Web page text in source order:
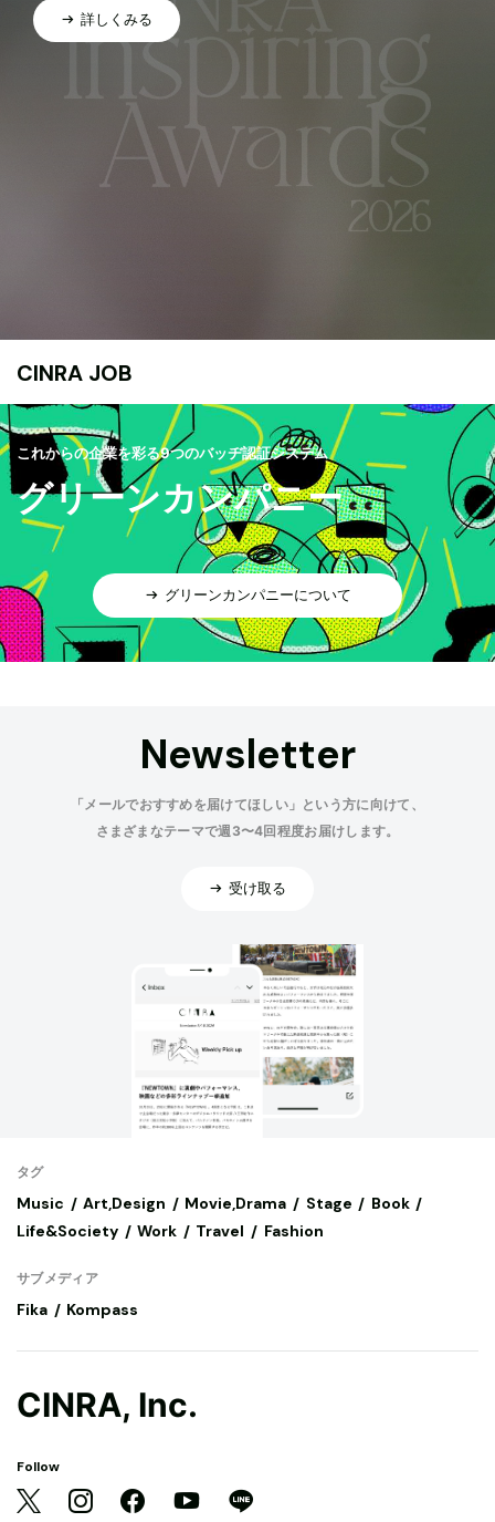
詳しくみる
CINRA JOB
これからの企業を彩る9つのバッヂ認証システム
グリーンカンパニー
グリーンカンパニーについて
Newsletter
「メールでおすすめを届けてほしい」という方に向けて、
さまざまなテーマで週3〜4回程度お届けします。
受け取る
タグ
Music Art,Design Movie,Drama Stage
Book
Life&Society
Work Travel Fashion
サブメディア
Fika Kompass
CINRA, Inc.
Follow